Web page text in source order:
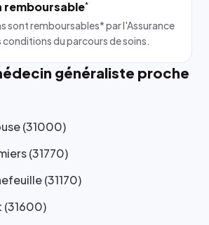
*
sont remboursables* par l'Assurance
conditions du parcours de soins.
généraliste proche
(31000)
(31770)
(31170)
(31600)